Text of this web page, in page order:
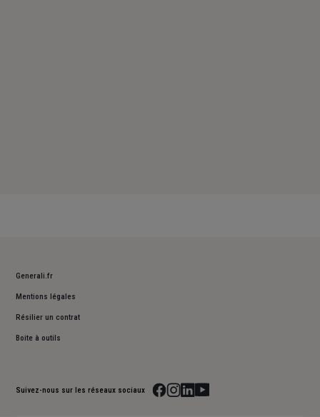
Generali.fr
Mentions légales
Résilier un contrat
Boite à outils
Suivez-nous sur les réseaux sociaux